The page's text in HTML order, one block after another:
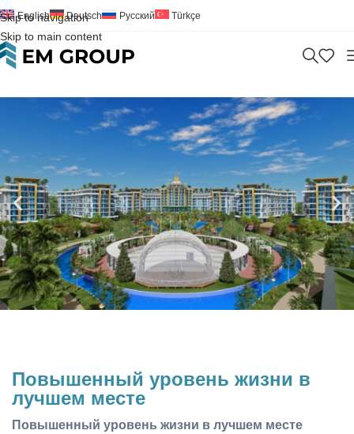
Skip to navigation
Skip to main content
English Deutsch Русский Türkçe
Home> Повышенный уровень жизни в лучшем месте
Повышенный уровень жизни в
лучшем месте
Повышенный уровень жизни в лучшем месте